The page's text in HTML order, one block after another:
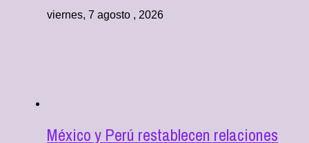
viernes, 7 agosto , 2026
México y Perú restablecen relaciones